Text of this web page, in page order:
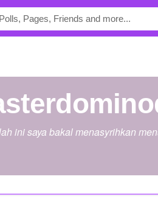
ini saya bakal menasyrihkan